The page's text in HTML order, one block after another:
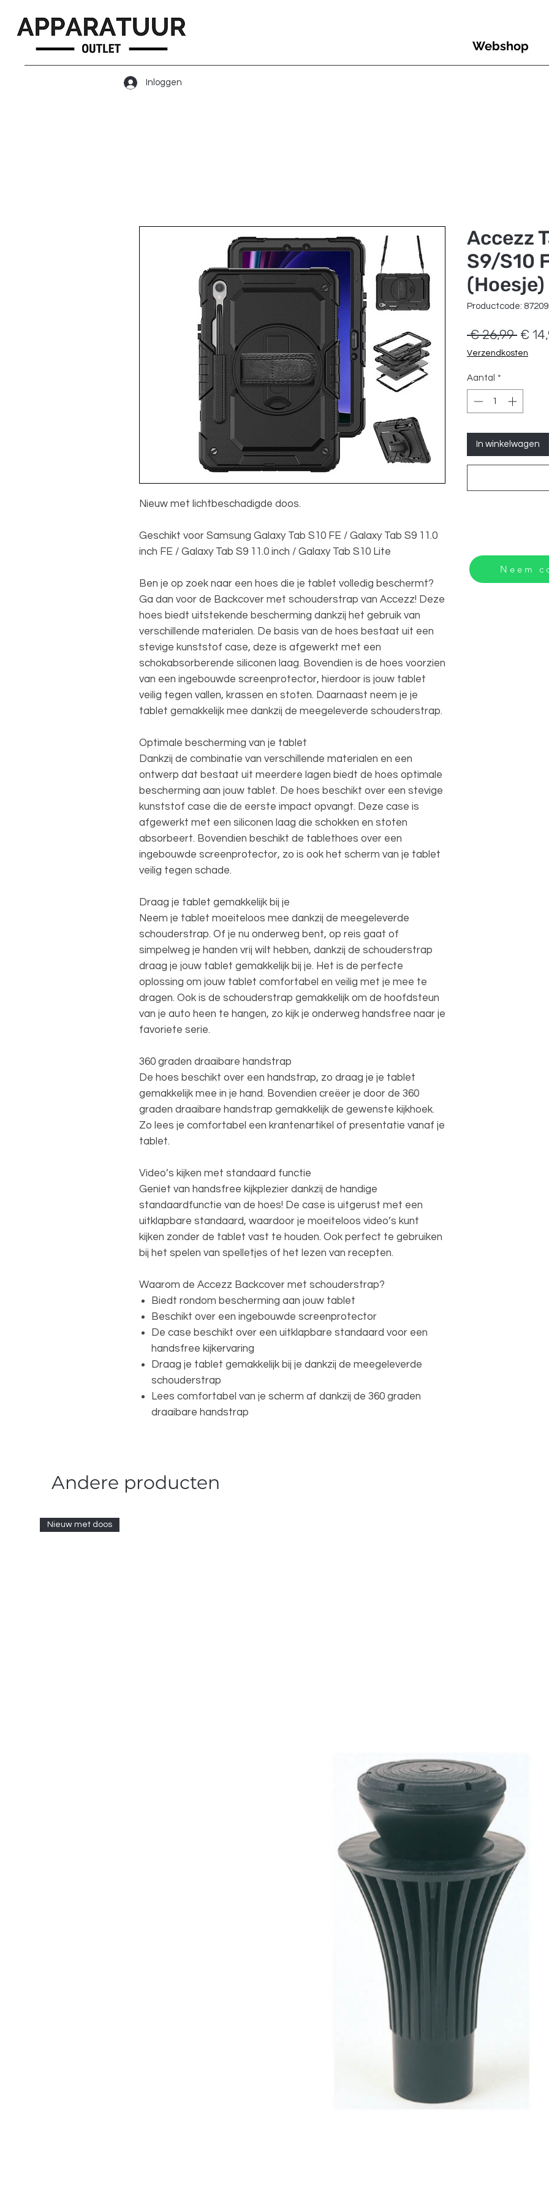
Inloggen
Webshop
Nieuw met lichtbeschadigde doos.
Geschikt voor Samsung Galaxy Tab S10 FE / Galaxy Tab S9 11.0
inch FE / Galaxy Tab S9 11.0 inch / Galaxy Tab S10 Lite
Ben je op zoek naar een hoes die je tablet volledig beschermt?
Ga dan voor de Backcover met schouderstrap van Accezz! Deze
hoes biedt uitstekende bescherming dankzij het gebruik van
verschillende materialen. De basis van de hoes bestaat uit een
stevige kunststof case, deze is afgewerkt met een
schokabsorberende siliconen laag. Bovendien is de hoes voorzien
van een ingebouwde screenprotector, hierdoor is jouw tablet
veilig tegen vallen, krassen en stoten. Daarnaast neem je je
tablet gemakkelijk mee dankzij de meegeleverde schouderstrap.
Optimale bescherming van je tablet
Dankzij de combinatie van verschillende materialen en een
ontwerp dat bestaat uit meerdere lagen biedt de hoes optimale
bescherming aan jouw tablet. De hoes beschikt over een stevige
kunststof case die de eerste impact opvangt. Deze case is
afgewerkt met een siliconen laag die schokken en stoten
absorbeert. Bovendien beschikt de tablethoes over een
ingebouwde screenprotector, zo is ook het scherm van je tablet
veilig tegen schade.
Draag je tablet gemakkelijk bij je
Neem je tablet moeiteloos mee dankzij de meegeleverde
schouderstrap. Of je nu onderweg bent, op reis gaat of
simpelweg je handen vrij wilt hebben, dankzij de schouderstrap
draag je jouw tablet gemakkelijk bij je. Het is de perfecte
oplossing om jouw tablet comfortabel en veilig met je mee te
dragen. Ook is de schouderstrap gemakkelijk om de hoofdsteun
van je auto heen te hangen, zo kijk je onderweg handsfree naar je
favoriete serie.
360 graden draaibare handstrap
De hoes beschikt over een handstrap, zo draag je je tablet
gemakkelijk mee in je hand. Bovendien creëer je door de 360
graden draaibare handstrap gemakkelijk de gewenste kijkhoek.
Zo lees je comfortabel een krantenartikel of presentatie vanaf je
tablet.
Video’s kijken met standaard functie
Geniet van handsfree kijkplezier dankzij de handige
standaardfunctie van de hoes! De case is uitgerust met een
uitklapbare standaard, waardoor je moeiteloos video’s kunt
kijken zonder de tablet vast te houden. Ook perfect te gebruiken
bij het spelen van spelletjes of het lezen van recepten.
Waarom de Accezz Backcover met schouderstrap?
Biedt rondom bescherming aan jouw tablet
Beschikt over een ingebouwde screenprotector
De case beschikt over een uitklapbare standaard voor een
handsfree kijkervaring
Draag je tablet gemakkelijk bij je dankzij de meegeleverde
schouderstrap
Lees comfortabel van je scherm af dankzij de 360 graden
draaibare handstrap
Accezz
S9/S10
(Hoesje)
Productcode:
€ 26,99
prijs
€
Verzendkosten
Aantal *
In winkelwagen
Neem
Andere producten
Nieuw met doos